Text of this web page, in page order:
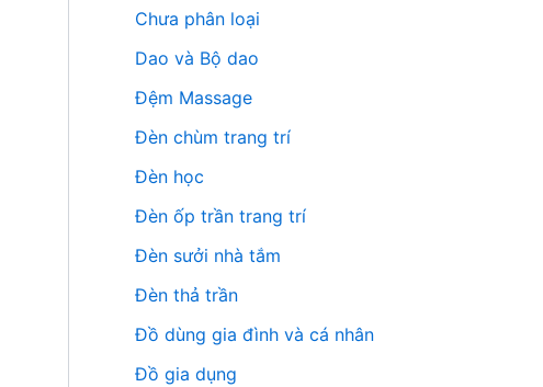
Chưa phân loại
Dao và Bộ dao
Đệm Massage
Đèn chùm trang trí
Đèn học
Đèn ốp trần trang trí
Đèn sưởi nhà tắm
Đèn thả trần
Đồ dùng gia đình và cá nhân
Đồ gia dụng